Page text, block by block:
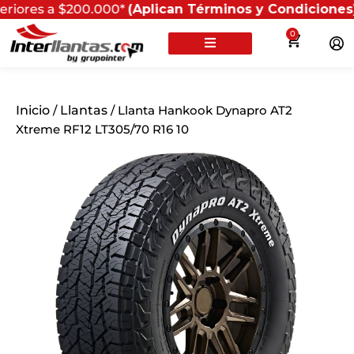
$200.000*(Aplican Términos y Condiciones) -
0
Inicio / Llantas / Llanta Hankook Dynapro AT2
Xtreme RF12 LT305/70 R16 10